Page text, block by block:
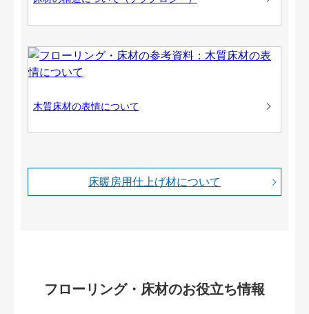
木質床材の表情について
床暖房用仕上げ材について
フローリング・床材のお役立ち情報